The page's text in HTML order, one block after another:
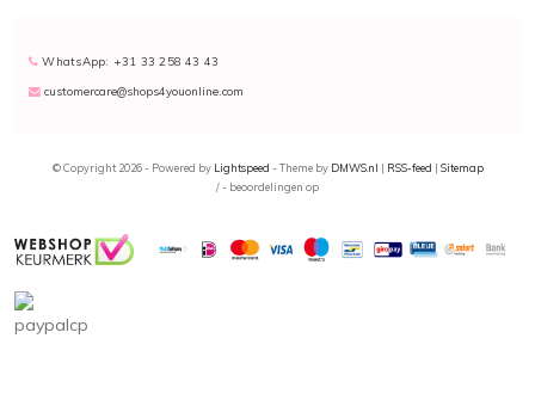
WhatsApp: +31 33 258 43 43
customercare@shops4youonline.com
© Copyright 2026 - Powered by Lightspeed - Theme by DMWS.nl | RSS-feed | Sitemap
/- beoordelingen op